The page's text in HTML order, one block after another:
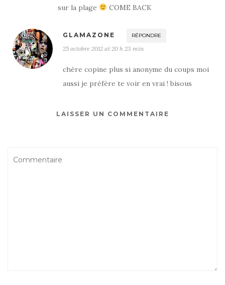
sur la plage
COME BACK
GLAMAZONE RÉPONDRE
25 octobre 2012 at 20 h 23 min
chère copine plus si anonyme du coups moi
aussi je préfère te voir en vrai ! bisous
LAISSER UN COMMENTAIRE